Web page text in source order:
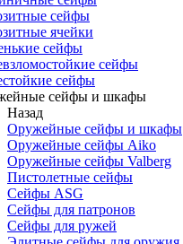
сейфы
ячейки
сейфы
сейфы
сейфы
сейфы и шкафы
Назад
Оружейные сейфы и шкафы
Оружейные сейфы Aiko
Оружейные сейфы Valberg
Пистолетные сейфы
Сейфы ASG
Сейфы для патронов
Сейфы для ружей